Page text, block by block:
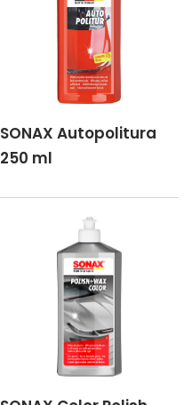
SONAX Autopolitura
250 ml